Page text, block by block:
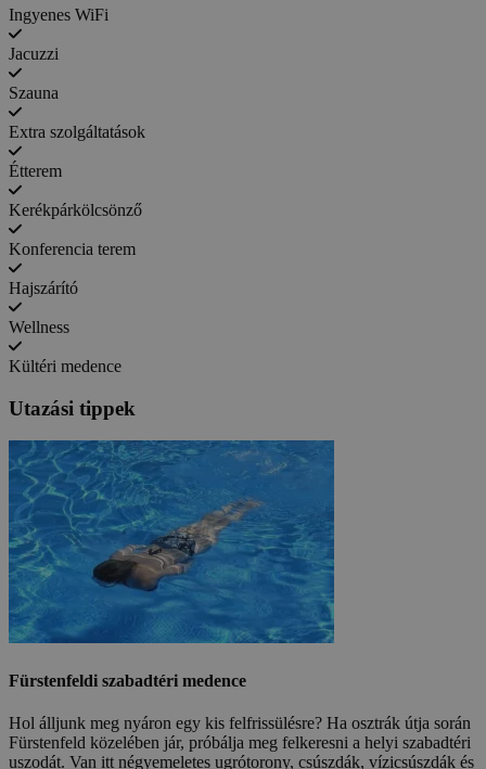
Ingyenes WiFi
Jacuzzi
Szauna
Extra szolgáltatások
Étterem
Kerékpárkölcsönző
Konferencia terem
Hajszárító
Wellness
Kültéri medence
Utazási tippek
Fürstenfeldi szabadtéri medence
Hol álljunk meg nyáron egy kis felfrissülésre? Ha osztrák útja során
Fürstenfeld közelében jár, próbálja meg felkeresni a helyi szabadtéri
uszodát. Van itt négyemeletes ugrótorony, csúszdák, vízicsúszdák és